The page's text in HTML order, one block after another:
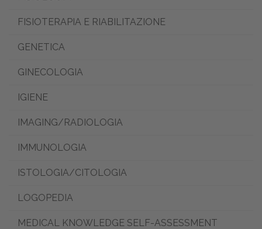
FISIOTERAPIA E RIABILITAZIONE
GENETICA
GINECOLOGIA
IGIENE
IMAGING/RADIOLOGIA
IMMUNOLOGIA
ISTOLOGIA/CITOLOGIA
LOGOPEDIA
MEDICAL KNOWLEDGE SELF-ASSESSMENT